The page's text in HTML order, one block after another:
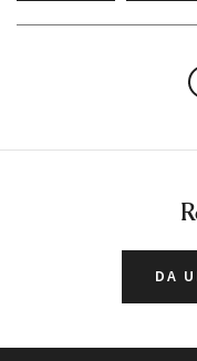
DA